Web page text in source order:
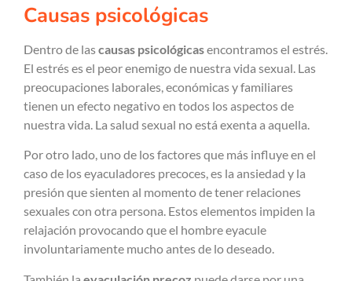
Causas psicológicas
Dentro de lascausas psicológicasencontramos el estrés.
El estrés es el peor enemigo de nuestra vida sexual. Las
preocupaciones laborales, económicas y familiares
tienen un efecto negativo en todos los aspectos de
nuestra vida. La salud sexual no está exenta a aquella.
Por otro lado, uno de los factores que más influye en el
caso de los eyaculadores precoces, es la ansiedad y la
presión que sienten al momento de tener relaciones
sexuales con otra persona. Estos elementos impiden la
relajación provocando que el hombre eyacule
involuntariamente mucho antes de lo deseado.